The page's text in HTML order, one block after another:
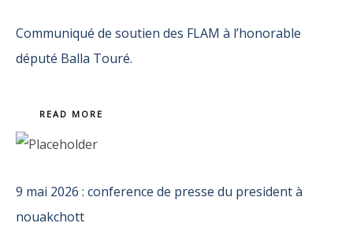
Communiqué de soutien des FLAM à l’honorable
député Balla Touré.
READ MORE
9 mai 2026 : conference de presse du president à
nouakchott